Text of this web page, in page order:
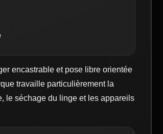
encastrable et pose libre orientée
travaille particulièrement la
le séchage du linge et les appareils